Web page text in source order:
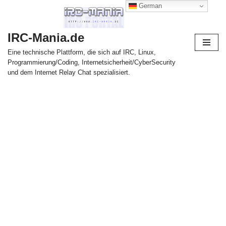
Inhalt
springen
IRC-Mania.de
Eine technische Plattform, die sich auf IRC, Linux,
Programmierung/Coding, Internetsicherheit/CyberSecurity
und dem Internet Relay Chat spezialisiert.
German